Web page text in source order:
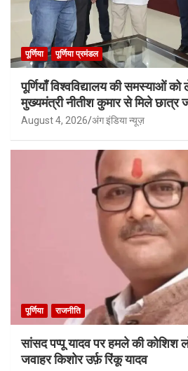
पूर्णिया पूर्णिया प्रमंडल
पूर्णियाँ विश्वविद्यालय की समस्याओं को
मुख्यमंत्री नीतीश कुमार से मिले छात्र
August 4, 2026 अंग इंडिया न्यूज़
पूर्णिया राजनीति
सांसद पप्पू यादव पर हमले की कोशिश
जवाहर किशोर उर्फ़ रिंकू यादव